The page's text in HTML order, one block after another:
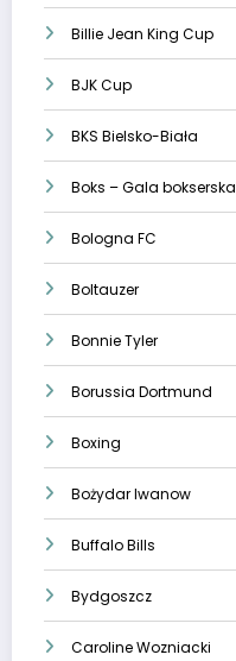
Billie Jean King Cup
BJK Cup
BKS Bielsko-Biała
Boks – Gala bokserska
Bologna FC
Boltauzer
Bonnie Tyler
Borussia Dortmund
Boxing
Bożydar Iwanow
Buffalo Bills
Bydgoszcz
Caroline Wozniacki